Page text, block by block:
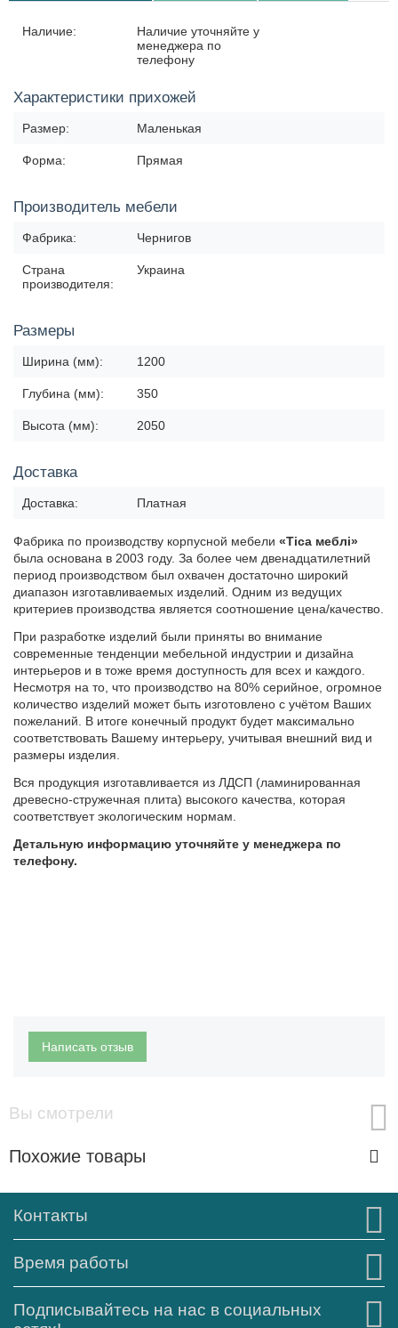
Наличие:
Наличие уточняйте у
менеджера по
телефону
Характеристики прихожей
Размер: Маленькая
Форма: Прямая
Производитель мебели
Фабрика: Чернигов
Страна
производителя:
Украина
Размеры
Ширина (мм): 1200
Глубина (мм): 350
Высота (мм): 2050
Доставка
Доставка: Платная
Фабрика по производству корпусной мебели «Тіса меблі»
была основана в 2003 году. За более чем двенадцатилетний
период производством был охвачен достаточно широкий
диапазон изготавливаемых изделий. Одним из ведущих
критериев производства является соотношение цена/качество.
При разработке изделий были приняты во внимание
современные тенденции мебельной индустрии и дизайна
интерьеров и в тоже время доступность для всех и каждого.
Несмотря на то, что производство на 80% серийное, огромное
количество изделий может быть изготовлено с учётом Ваших
пожеланий. В итоге конечный продукт будет максимально
соответствовать Вашему интерьеру, учитывая внешний вид и
размеры изделия.
Вся продукция изготавливается из ЛДСП (ламинированная
древесно-стружечная плита) высокого качества, которая
соответствует экологическим нормам.
Детальную информацию уточняйте у менеджера по
телефону.
Написать отзыв
Вы смотрели
Похожие товары
Контакты
Время работы
Подписывайтесь на нас в социальных